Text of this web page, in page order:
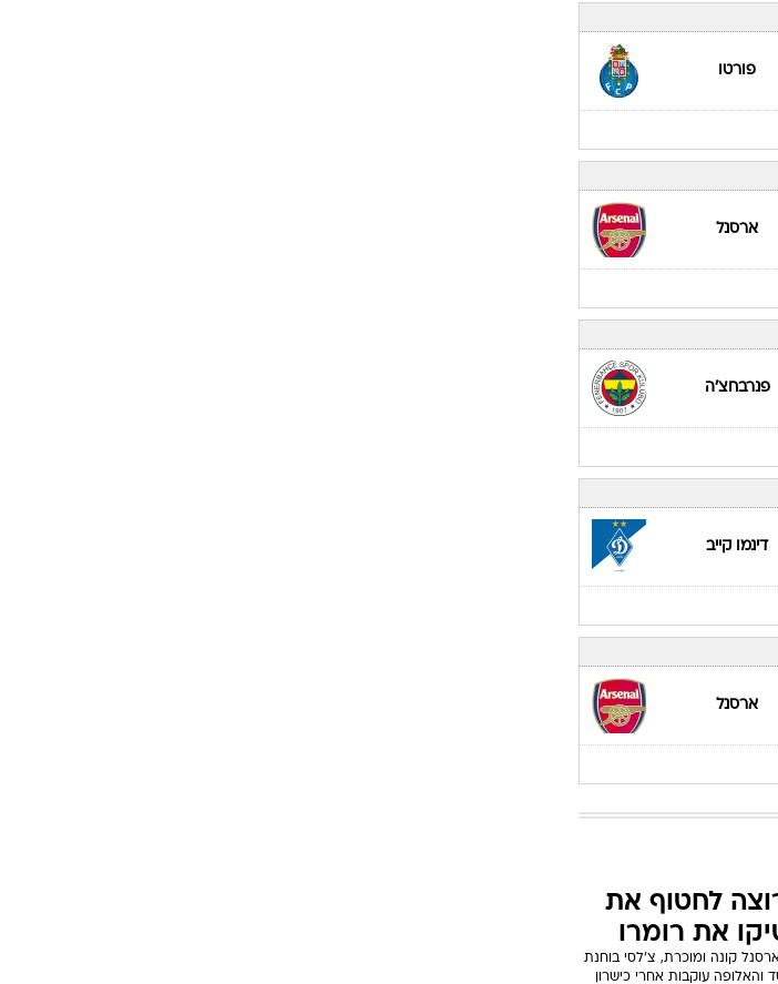
פורטו
ארסנל
פנרבחצ'ה
דינמו קייב
ארסנל
לחטוף את
את רומרו
קונה ומוכרת, צ'לסי בוחנת
והאלופה עוקבות אחרי כישרון